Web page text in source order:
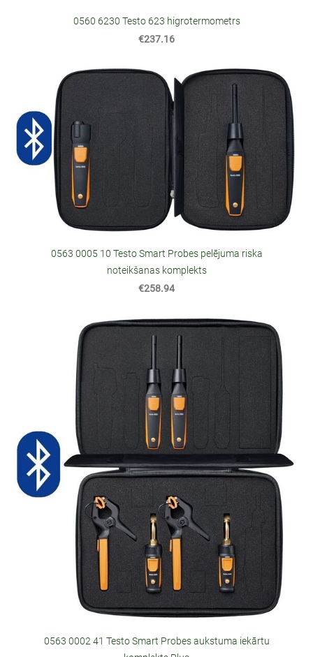
0560 6230 Testo 623 higrotermometrs
€237.16
0563 0005 10 Testo Smart Probes pelējuma riska
noteikšanas komplekts
€258.94
0563 0002 41 Testo Smart Probes aukstuma iekārtu